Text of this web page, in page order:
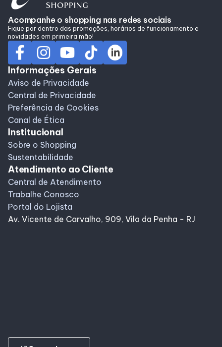
Acompanhe o shopping nas redes sociais
Fique por dentro das promoções, horários de funcionamento e
novidades em primeira mão!
Informações Gerais
Aviso de Privacidade
Central de Privacidade
Preferência de Cookies
Canal de Ética
Institucional
Sobre o Shopping
Sustentabilidade
Atendimento ao Cliente
Central de Atendimento
Trabalhe Conosco
Portal do Lojista
Av. Vicente de Carvalho, 909, Vila da Penha - RJ